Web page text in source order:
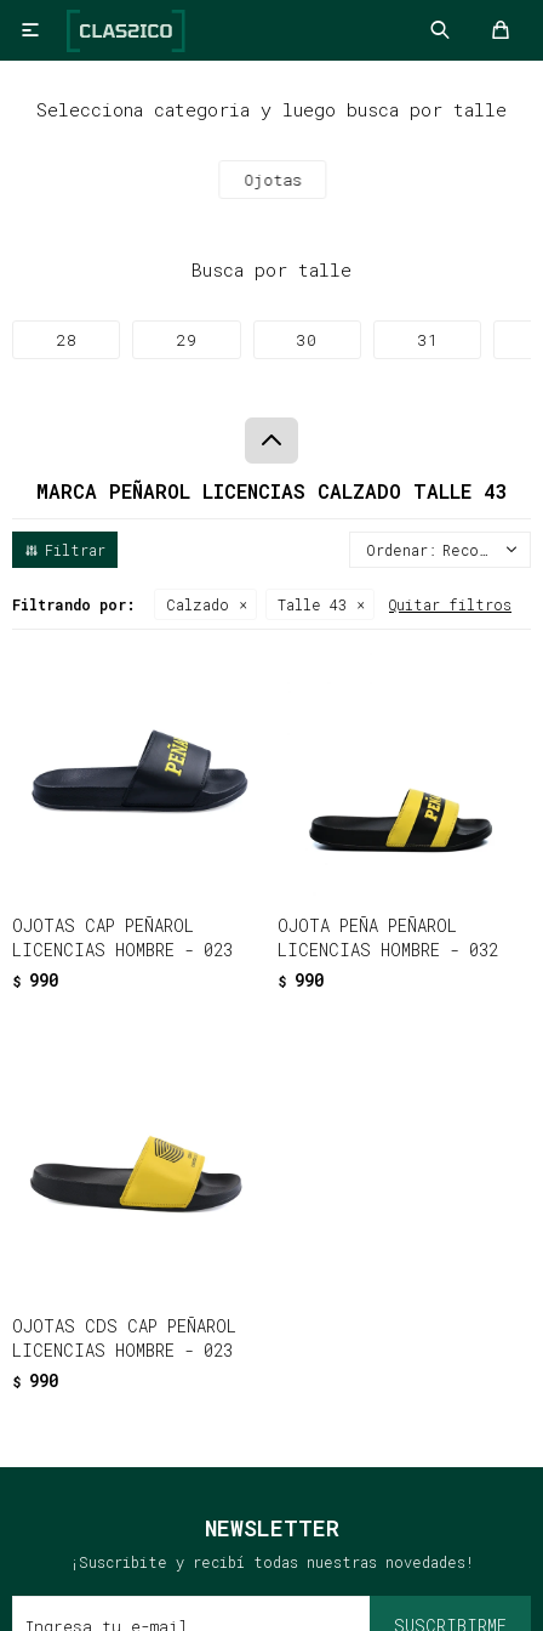

Selecciona categoria y luego busca por talle
Ojotas
Busca por talle
28 29 30 31
MARCA PEÑAROL LICENCIAS CALZADO TALLE 43
Recomendados
Filtrando por: Calzado Talle 43 Quitar filtros
OJOTAS CAP PEÑAROL
LICENCIAS HOMBRE - 023
$ 990
OJOTA PEÑA PEÑAROL
LICENCIAS HOMBRE - 032
$ 990
OJOTAS CDS CAP PEÑAROL
LICENCIAS HOMBRE - 023
$ 990
NEWSLETTER
¡Suscribite y recibí todas nuestras novedades!
SUSCRIBIRME